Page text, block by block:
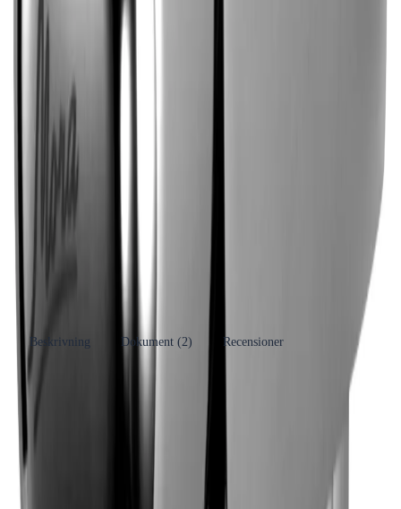
Produktinformation
Duschblandare
FM Mattsson Group AB
8318806
7391887027208
Beskrivning Dokument (2) Recensioner
Produkthöjdpunkter
Vägghängd ettgreppsblandare